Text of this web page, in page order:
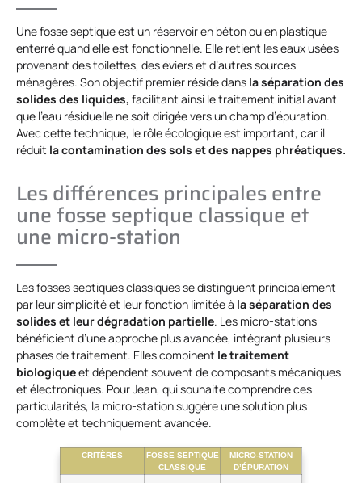
Une fosse septique est un réservoir en béton ou en plastique
enterré quand elle est fonctionnelle. Elle retient les eaux usées
provenant des toilettes, des éviers et d’autres sources
ménagères. Son objectif premier réside dans la séparation des
solides des liquides, facilitant ainsi le traitement initial avant
que l’eau résiduelle ne soit dirigée vers un champ d’épuration.
Avec cette technique, le rôle écologique est important, car il
réduit la contamination des sols et des nappes phréatiques.
Les différences principales entre
une fosse septique classique et
une micro-station
Les fosses septiques classiques se distinguent principalement
par leur simplicité et leur fonction limitée à la séparation des
solides et leur dégradation partielle. Les micro-stations
bénéficient d’une approche plus avancée, intégrant plusieurs
phases de traitement. Elles combinent le traitement
biologiqueet dépendent souvent de composants mécaniques
et électroniques. Pour Jean, qui souhaite comprendre ces
particularités, la micro-station suggère une solution plus
complète et techniquement avancée.
CRITÈRES
FOSSE SEPTIQUE
CLASSIQUE
MICRO-STATION
D’ÉPURATION